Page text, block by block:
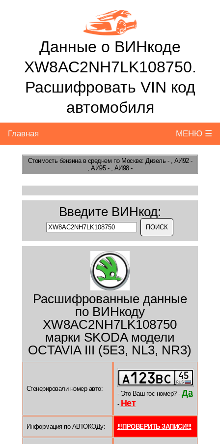
Данные о ВИНкоде
XW8AC2NH7LK108750.
Расшифровать VIN код
автомобиля
Главная МЕНЮ ☰
Стоимость бензинав среднем по Москве: Дизель - , АИ92 -
, АИ95 - , АИ98 -
Введите ВИНкод:
Расшифрованные данные
по ВИНкоду
XW8AC2NH7LK108750
марки SKODA модели
OCTAVIA III (5E3, NL3, NR3)
Сгенерировали номер авто:
- Это Ваш гос номер? - Да
- Нет
Информация по АВТОКОДу: !!!ПРОВЕРИТЬ ЗАПИСИ!!!